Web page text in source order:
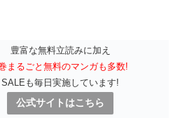
豊富な無料立読みに加え
まるごと無料のマンガも多数!
SALEも毎日実施しています!
公式サイトはこちら